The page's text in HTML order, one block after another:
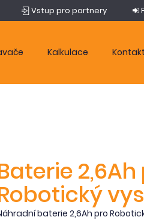
Vstup pro partnery
Kalkulace Kontakt
2,6Ah
baterie 2,6Ah pro